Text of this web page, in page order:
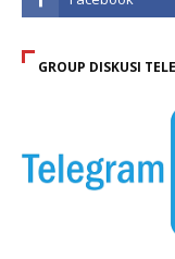
GROUP DISKUSI